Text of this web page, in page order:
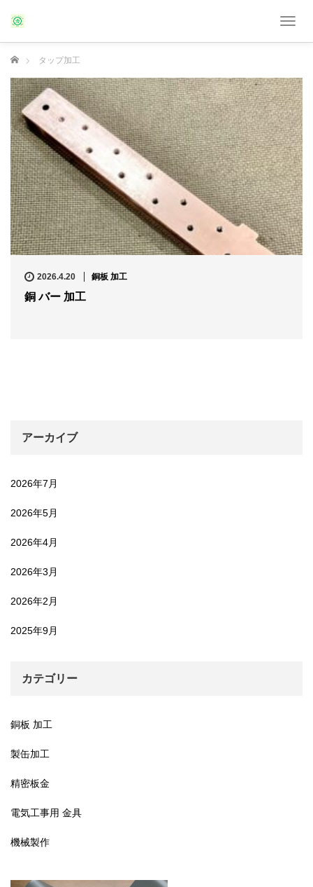
T
l
e
n
a
v
i
g
a
t
i
o
n
ホーム タップ加工
2026.4.20 銅板 加工
銅 バー 加工
アーカイブ
2026年7月
2026年5月
2026年4月
2026年3月
2026年2月
2025年9月
カテゴリー
銅板 加工
製缶加工
精密板金
電気工事用 金具
機械製作